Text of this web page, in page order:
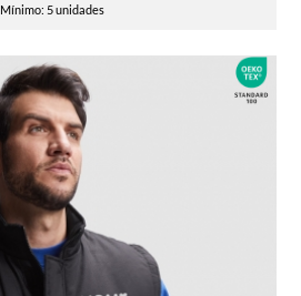
Mínimo: 5 unidades